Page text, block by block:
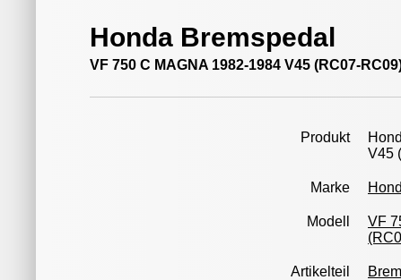
Honda Bremspedal
VF 750 C MAGNA 1982-1984 V45 (RC07-
Produkt
V45
Marke
Modell
VF
Artikelteil